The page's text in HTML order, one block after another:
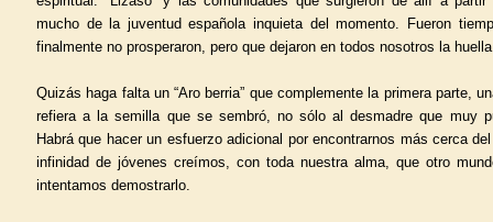
mucho de la juventud española inquieta del momento. Fueron
finalmente no prosperaron, pero que dejaron en todos nosotros la
Quizás haga falta un “Aro berria” que complemente la primera parte,
refiera a la semilla que se sembró, no sólo al desmadre que muy
Habrá que hacer un esfuerzo adicional por encontrarnos más cerca
infinidad de jóvenes creímos, con toda nuestra alma, que otro
intentamos demostrarlo.